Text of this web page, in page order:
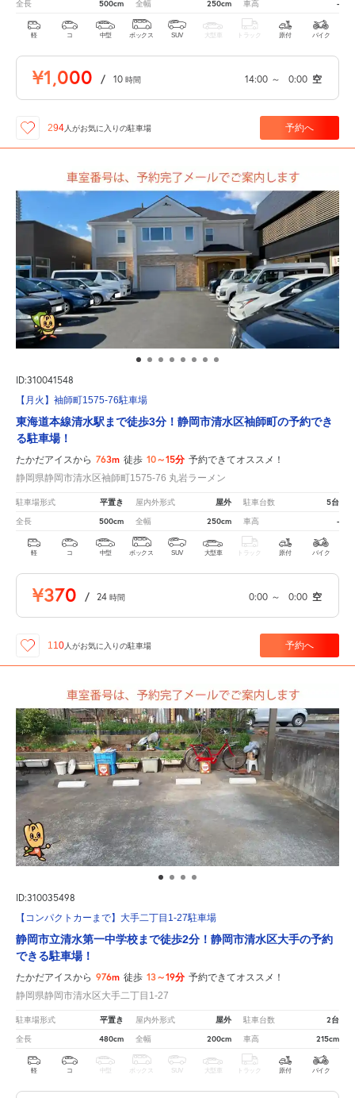
全長 500cm 全幅 250cm 車高 -
軽 コ 中型 ボックス SUV 大型車 トラック 原付 バイク
¥1,000 / 10 時間 14:00 ～ 0:00 空
294 人がお気に入りの駐車場 予約へ
ID:310041548
【月火】袖師町1575-76駐車場
東海道本線清水駅まで徒歩3分！静岡市清水区袖師町の予約でき
る駐車場！
たかだアイスから 763m 徒歩 10～15分 予約できてオススメ！
静岡県静岡市清水区袖師町1575-76 丸岩ラーメン
駐車場形式 平置き 屋内外形式 屋外 駐車台数 5台
全長 500cm 全幅 250cm 車高 -
軽 コ 中型 ボックス SUV 大型車 トラック 原付 バイク
¥370 / 24 時間 0:00 ～ 0:00 空
110 人がお気に入りの駐車場 予約へ
ID:310035498
【コンパクトカーまで】大手二丁目1-27駐車場
静岡市立清水第一中学校まで徒歩2分！静岡市清水区大手の予約
できる駐車場！
たかだアイスから 976m 徒歩 13～19分 予約できてオススメ！
静岡県静岡市清水区大手二丁目1-27
駐車場形式 平置き 屋内外形式 屋外 駐車台数 2台
全長 480cm 全幅 200cm 車高 215cm
軽 コ 中型 ボックス SUV 大型車 トラック 原付 バイク